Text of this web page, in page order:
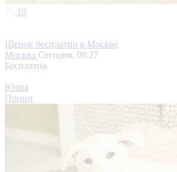
10
Щенок бесплатно в Москве
Москва Сегодня, 09:27
Бесплатно
Юлия
Приют